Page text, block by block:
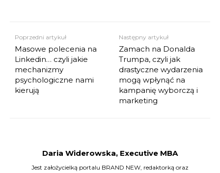
Poprzedni artykuł
Masowe polecenia na
Linkedin… czyli jakie
mechanizmy
psychologiczne nami
kierują
Następny artykuł
Zamach na Donalda
Trumpa, czyli jak
drastyczne wydarzenia
mogą wpłynąć na
kampanię wyborczą i
marketing
Daria Widerowska, Executive MBA
Jest założycielką portalu BRAND NEW, redaktorką oraz